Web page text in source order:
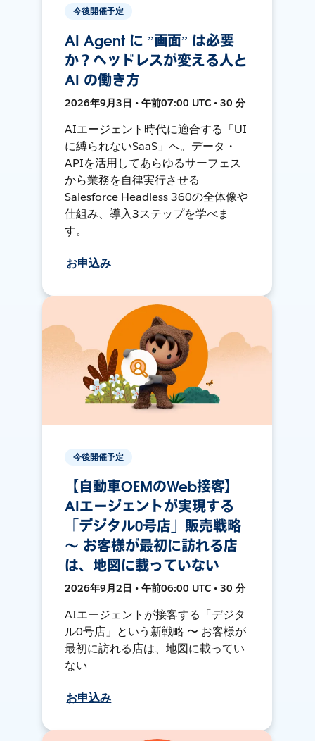
今後開催予定
AI Agent に ”画面” は必要
か？ヘッドレスが変える人と
AI の働き方
2026年9月3日 • 午前07:00 UTC • 30 分
AIエージェント時代に適合する「UI
に縛られないSaaS」へ。データ・
APIを活用してあらゆるサーフェス
から業務を自律実行させる
Salesforce Headless 360の全体像や
仕組み、導入3ステップを学べま
す。
お申込み
今後開催予定
【自動車OEMのWeb接客】
AIエージェントが実現する
「デジタル0号店」販売戦略
〜 お客様が最初に訪れる店
は、地図に載っていない
2026年9月2日 • 午前06:00 UTC • 30 分
AIエージェントが接客する「デジタ
ル0号店」という新戦略 〜 お客様が
最初に訪れる店は、地図に載ってい
ない
お申込み